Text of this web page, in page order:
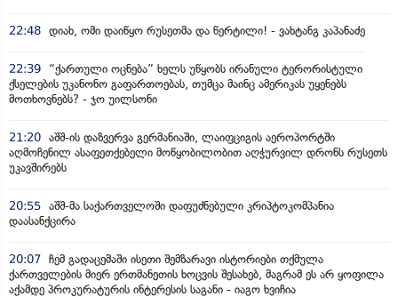
22:48 დიახ, ომი დაიწყო რუსეთმა და წერტილი! - ვახტანგ კაპანაძე
22:39
“ქართული ოცნება” ხელს უწყობს ირანული ტერორისტული
ქსელების უკანონო გაფართოებას, თუმცა მაინც ამერიკას უყენებს
მოთხოვნებს? - ჯო უილსონი
21:20 აშშ-ის დაზვერვა გერმანიაში, ლაიფციგის აეროპორტში
აღმოჩენილ ასაფეთქებელი მოწყობილობით აღჭურვილ დრონს რუსეთს
უკავშირებს
20:55 აშშ-მა საქართველოში დაფუძნებული კრიპტოკომპანია
დაასანქცირა
20:07 ჩემ გადაცემაში ისეთი შემზარავი ისტორიები თქმულა
ქართველების მიერ ერთმანეთის ხოცვის შესახებ, მაგრამ ეს არ ყოფილა
აქამდე პროკურატურის ინტერესის საგანი - იაგო ხვიჩია